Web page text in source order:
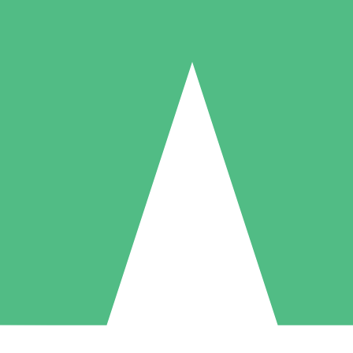
Individuelle Credit-Pakete
nach Bedarf mit Download-Credits. Keine monatliche Verpflichtung